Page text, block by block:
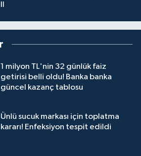
1 milyon TL'nin 32 günlük faiz
getirisi belli oldu! Banka banka
güncel kazanç tablosu
Ünlü sucuk markası için toplatma
kararı! Enfeksiyon tespit edildi